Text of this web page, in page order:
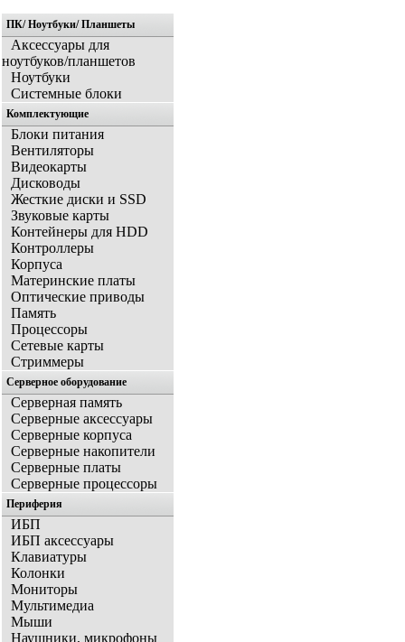
ПК/ Ноутбуки/ Планшеты
Аксессуары для
ноутбуков/планшетов
Ноутбуки
Системные блоки
Комплектующие
Блоки питания
Вентиляторы
Видеокарты
Дисководы
Жесткие диски и SSD
Звуковые карты
Контейнеры для HDD
Контроллеры
Корпуса
Материнские платы
Оптические приводы
Память
Процессоры
Сетевые карты
Стриммеры
Серверное оборудование
Серверная память
Серверные аксессуары
Серверные корпуса
Серверные накопители
Серверные платы
Серверные процессоры
Периферия
ИБП
ИБП аксессуары
Клавиатуры
Колонки
Мониторы
Мультимедиа
Мыши
Наушники, микрофоны